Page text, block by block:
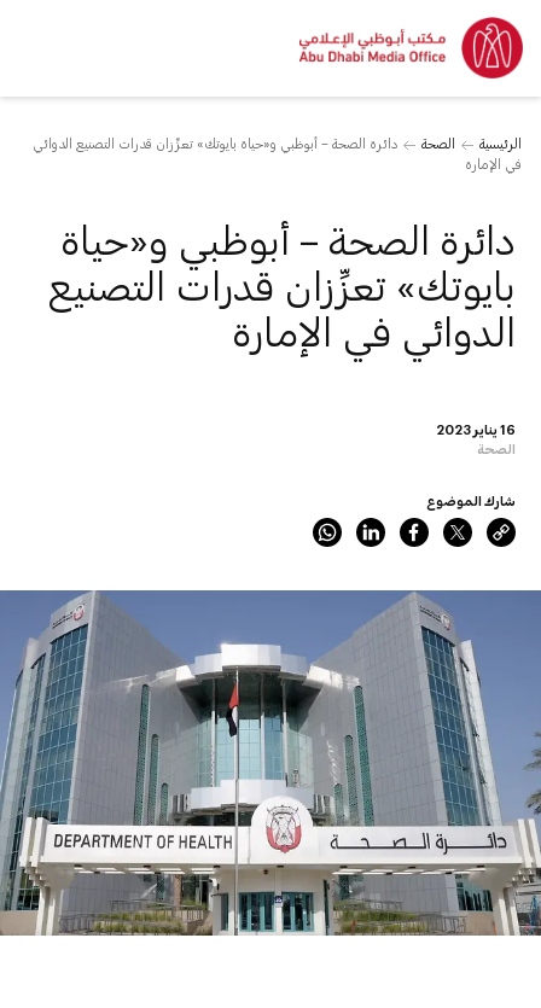
الرئيسية الصحة
دائرة الصحة – أبوظبي و«حياة بايوتك» تعزِّزان قدرات التصنيع الدوائي
في الإمارة
16 يناير 2023
الصحة
دائرة الصحة – أبوظبي و«حياة
بايوتك» تعزِّزان قدرات التصنيع
الدوائي في الإمارة
شارك الموضوع